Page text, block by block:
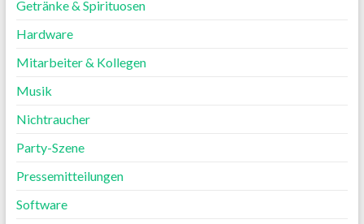
Getränke & Spirituosen
Hardware
Mitarbeiter & Kollegen
Musik
Nichtraucher
Party-Szene
Pressemitteilungen
Software